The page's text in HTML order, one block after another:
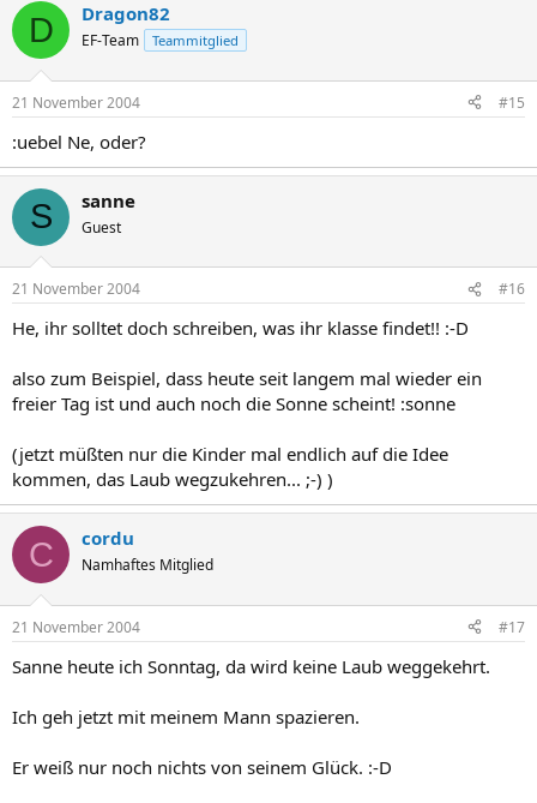
D Dragon82
EF-Team Teammitglied
21 November 2004 #15
:uebel Ne, oder?
S sanne
Guest
21 November 2004 #16
He, ihr solltet doch schreiben, was ihr klasse findet!! :-D
also zum Beispiel, dass heute seit langem mal wieder ein
freier Tag ist und auch noch die Sonne scheint! :sonne
(jetzt müßten nur die Kinder mal endlich auf die Idee
kommen, das Laub wegzukehren... ;-) )
C cordu
Namhaftes Mitglied
21 November 2004 #17
Sanne heute ich Sonntag, da wird keine Laub weggekehrt.
Ich geh jetzt mit meinem Mann spazieren.
Er weiß nur noch nichts von seinem Glück. :-D